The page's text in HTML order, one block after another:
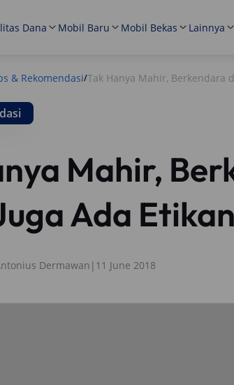
Dana Mobil Baru Mobil Bekas Lainnya
& Rekomendasi/Tak Hanya Mahir, Berkendara
Mahir,
Ada
Dermawan | 11 June 2018